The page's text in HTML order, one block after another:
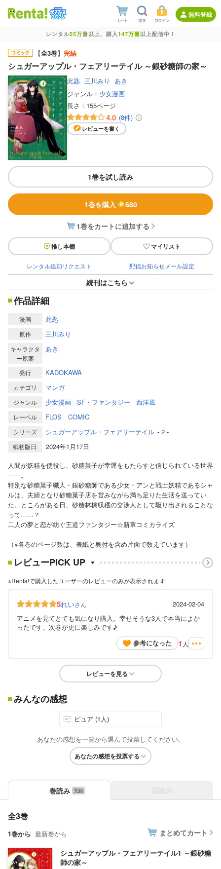
無料登録
レンタル55万冊以上、購入147万冊以上配信中！
【全3巻】 完結
シュガーアップル・フェアリーテイル ～銀砂糖師の家～
此匙 三川みり
あき
ジャンル： 少女漫画
長さ： 155ページ
4.0 (8件)
レビューを書く
1巻を試し読み
1巻を購入 680
1巻をカートに追加する
推し本棚 マイリスト
レンタル追加リクエスト 配信お知らせメール設定
続刊はこちら
作品詳細
漫画 此匙
原作 三川みり
キャラクタ
ー原案
あき
発行 KADOKAWA
カテゴリ マンガ
ジャンル 少女漫画 SF・ファンタジー 西洋風
レーベル FLOS COMIC
シリーズ シュガーアップル・フェアリーテイル - 2 -
紙初版日
2024年1月17日
人間が妖精を使役し、砂糖菓子が幸運をもたらすと信じられている世界
――。
特別な砂糖菓子職人・銀砂糖師である少女・アンと戦士妖精であるシャ
ルは、夫婦となり砂糖菓子店を営みながら満ち足りた生活を送ってい
た。ところがある日、砂糖林檎収穫の交渉人として駆り出されることな
って……？
二人の夢と恋が紡ぐ王道ファンタジー☆新章コミカライズ
（※各巻のページ数は、表紙と奥付を含め片面で数えています）
レビューPICK UP
※Renta!で購入したユーザーのレビューのみが表示されます
5れいさん
2024-02-04
アニメを見てとても気になり購入。幸せそうな3人で本当によか
ったです。次巻が更に楽しみです♪
参考になった
1 人
レビューを見る
みんなの感想
ピュア (1人)
あなたの感想を一覧から選んで投票してください。
あなたの感想を投票する
巻読み
全3巻
1巻から 最新巻から まとめてカート
シュガーアップル・フェアリーテイル1 ～銀砂糖
師の家～